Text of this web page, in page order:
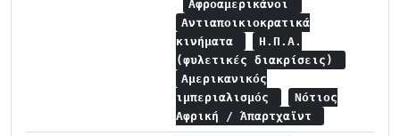
Αφροαμερικάνοι
Αντιαποικιοκρατικά
κινήματα
Η.Π.Α.
(φυλετικές διακρίσεις)
Αμερικανικός
ιμπεριαλισμός
Νότιος
Αφρική / Άπαρτχαϊντ